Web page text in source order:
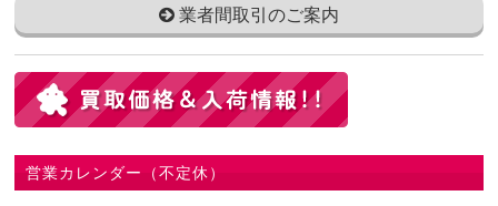
業者間取引のご案内
営業カレンダー（不定休）